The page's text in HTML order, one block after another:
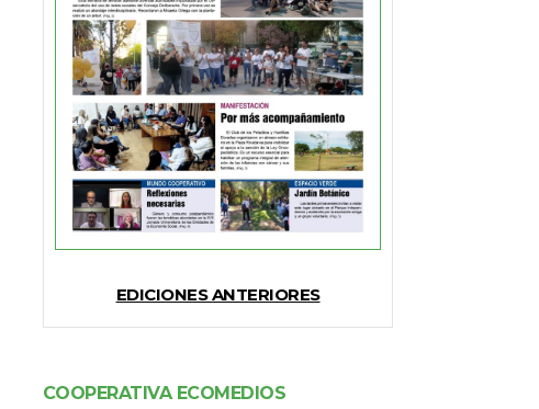
EDICIONES ANTERIORES
COOPERATIVA ECOMEDIOS